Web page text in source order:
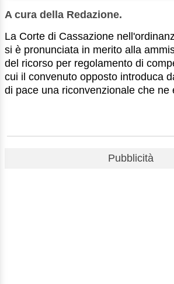
A cura della Redazione.
La Corte di Cassazione
si è pronunciata in merito alla
del ricorso per regolamento di
cui il convenuto opposto introduca
di pace una riconvenzionale che ne
Pubblicità